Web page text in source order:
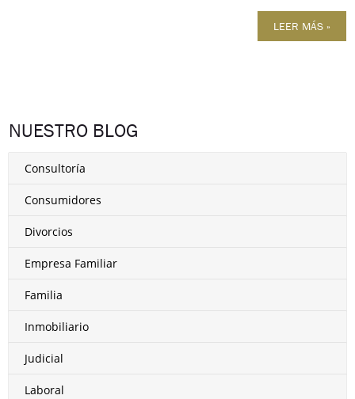
LEER MÁS »
NUESTRO BLOG
Consultoría
Consumidores
Divorcios
Empresa Familiar
Familia
Inmobiliario
Judicial
Laboral